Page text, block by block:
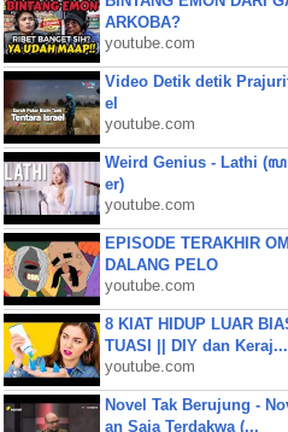
ARKOBA?
youtube.com
Video Detik detik
el
youtube.com
Weird Genius - Lathi
er)
youtube.com
EPISODE TERAKHIR
DALANG PELO
youtube.com
8 KIAT HIDUP LUAR
TUASI || DIY dan Keraj...
youtube.com
Novel Tak Berujung -
an Saja Terdakwa (...